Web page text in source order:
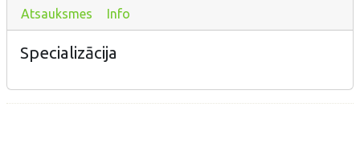
Atsauksmes Info
Specializācija